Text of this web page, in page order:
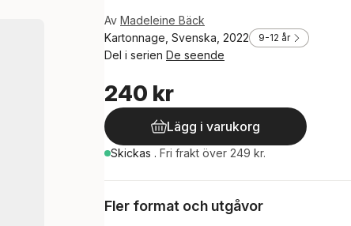
Av Madeleine Bäck
Kartonnage, Svenska, 2022
9-12 år
Del i serien De seende
240 kr
Lägg i varukorg
Skickas . Fri frakt över 249 kr.
Fler format och utgåvor